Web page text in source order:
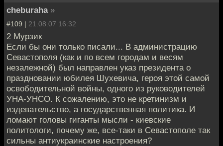
cheburaha »
#109 | 21.08.07 16:32
2 Мурзик
Если бы они только писали... В администрацию
Севастополя (как и по всем городам и весям
незалежной) был направлен указ президента о
праздновании юбилея Шухевича, героя этой самой
освободительной войны, одного из руководителей
УНА-УНСО. К сожалению, это не кретинизм и
издевательство, а государственная политика. И
ломают головы гиганты мысли - киевские
политологи, почему же, все-таки в Севастополе так
сильны антиукраинские настроения?